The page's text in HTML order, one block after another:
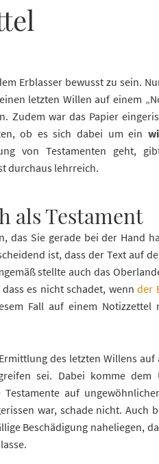
Erblasser bewusst zu sein.
letzten Willen auf einem
Zudem war das Papier
ob es sich dabei um ein
von Testamenten geht,
durchaus lehrreich.
als Testament
das Sie gerade bei der Hand
ist, dass der Text auf
stellte auch das
dass es nicht schadet, wennder
Fall auf einem Notizzettel
des letzten Willens auf
sei. Dabei komme dem
auf
war, schade nicht. Auch
Beschädigung naheliegen,